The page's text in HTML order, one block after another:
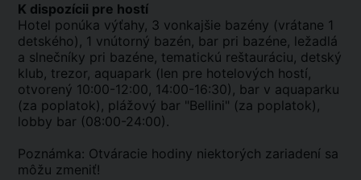
K dispozícii pre hostí
Hotel ponúka výťahy, 3 vonkajšie bazény (vrátane 1
detského), 1 vnútorný bazén, bar pri bazéne, ležadlá
a slnečníky pri bazéne, tematickú reštauráciu, detský
klub, trezor, aquapark (len pre hotelových hostí,
otvorený 10:00-12:00, 14:00-16:30), bar v aquaparku
(za poplatok), plážový bar "Bellini" (za poplatok),
lobby bar (08:00-24:00).
Poznámka: Otváracie hodiny niektorých zariadení sa
môžu zmeniť!